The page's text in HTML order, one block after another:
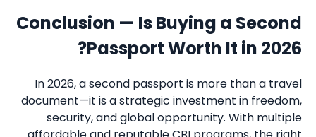
Conclusion — Is Buying a Second
Passport Worth It in 2026?
In 2026, a second passport is more than a travel
document—it is a strategic investment in freedom,
security, and global opportunity. With multiple